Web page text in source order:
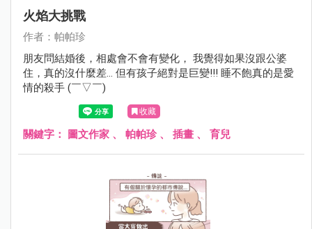
火焰大挑戰
作者：帕帕珍
朋友問結婚後，相處會不會有變化， 我覺得如果沒跟公婆
住，真的沒什麼差... 但有孩子絕對是巨變!!! 睡不飽真的是愛
情的殺手 (￣▽￣)
收藏
關鍵字： 圖文作家 、 帕帕珍、 插畫 、 育兒